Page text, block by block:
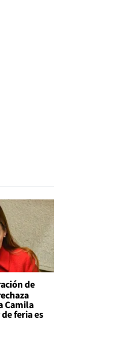
de
Camila
feria es